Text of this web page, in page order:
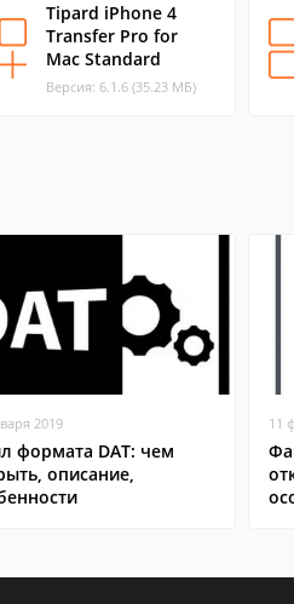
Tipard iPhone 4
Transfer Pro for
Mac Standard
Версия: 6.1.6 (35.23 МБ)
2019
формата DAT: чем
описание,
11